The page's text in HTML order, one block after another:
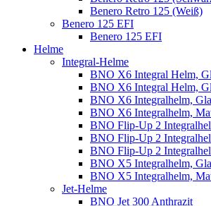
Benero Retro 125 (Weiß)
Benero 125 EFI
Benero 125 EFI
Helme
Integral-Helme
BNO X6 Integral Helm,
BNO X6 Integral Helm,
BNO X6 Integralhelm,
BNO X6 Integralhelm,
BNO Flip-Up 2
BNO Flip-Up 2
BNO Flip-Up 2
BNO X5 Integralhelm,
BNO X5 Integralhelm,
Jet-Helme
BNO Jet 300 Anthrazit